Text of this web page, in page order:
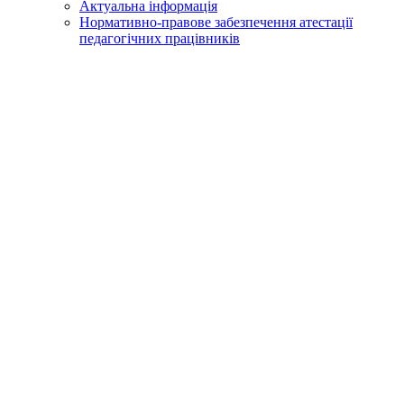
Актуальна інформація
Нормативно-правове забезпечення атестації
педагогічних працівників